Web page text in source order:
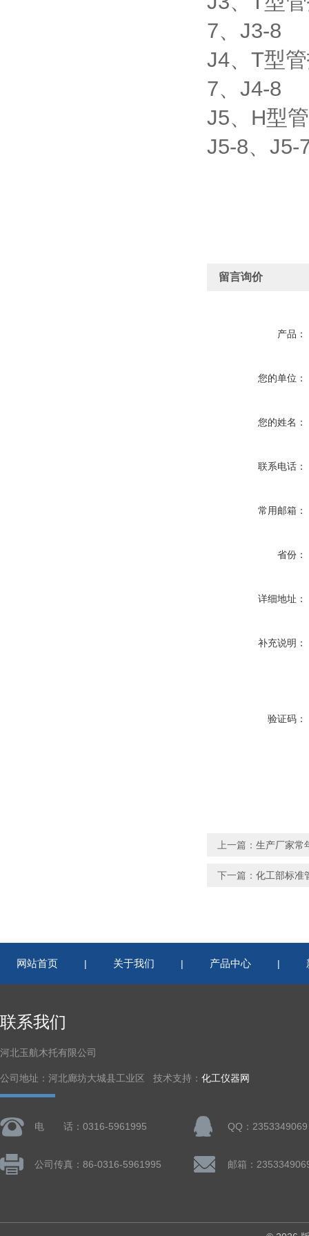
7、J3-8
J4、T型
7、J4-8
J5、H型
J5-8、J5-
留言询价
产品：
您的单位：
您的姓名：
联系电话：
常用邮箱：
省份：
详细地址：
补充说明：
验证码：
上一篇： 生产厂家常
下一篇： 化工部标准
网站首页 | 关于我们 | 产品中心 |
联系我们
河北玉航木托有限公司
公司地址：河北廊坊大城县工业区 技术支持： 化工仪器网
电 话：0316-5961995 QQ：2353349069
公司传真：86-0316-5961995 邮箱：